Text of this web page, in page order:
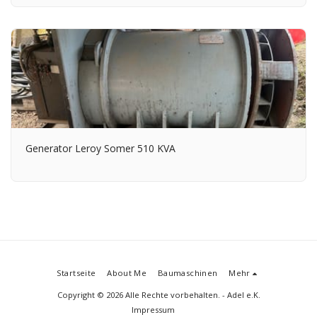
Generator Leroy Somer 510 KVA
Startseite About Me Baumaschinen Mehr
Copyright © 2026 Alle Rechte vorbehalten. - Adel e.K.
Impressum